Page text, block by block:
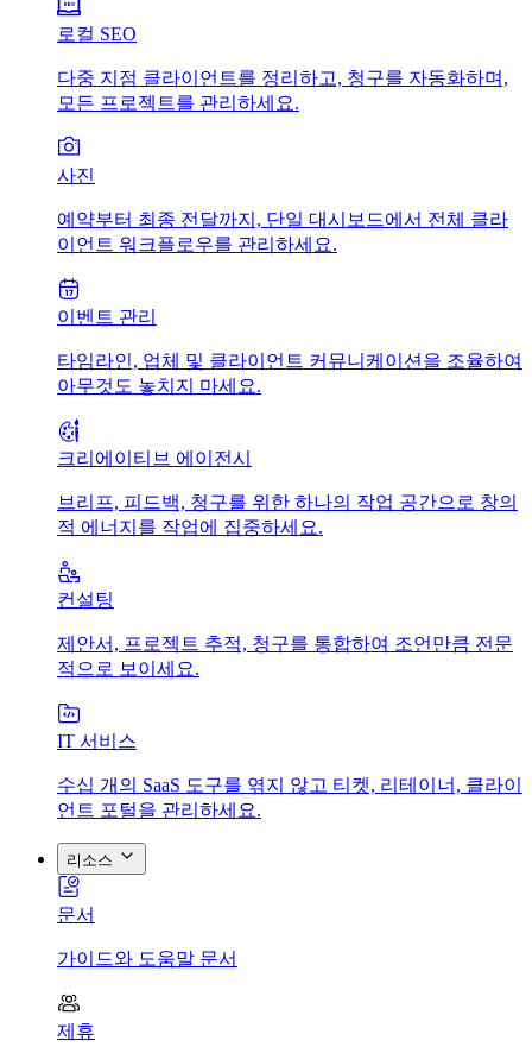
로컬 SEO
다중 지점 클라이언트를 정리하고, 청구를 자동화하며,
모든 프로젝트를 관리하세요.
사진
예약부터 최종 전달까지, 단일 대시보드에서 전체 클라
이언트 워크플로우를 관리하세요.
이벤트 관리
타임라인, 업체 및 클라이언트 커뮤니케이션을 조율하여
아무것도 놓치지 마세요.
크리에이티브 에이전시
브리프, 피드백, 청구를 위한 하나의 작업 공간으로 창의
적 에너지를 작업에 집중하세요.
컨설팅
제안서, 프로젝트 추적, 청구를 통합하여 조언만큼 전문
적으로 보이세요.
IT 서비스
수십 개의 SaaS 도구를 엮지 않고 티켓, 리테이너, 클라이
언트 포털을 관리하세요.
리소스
문서
가이드와 도움말 문서
제휴